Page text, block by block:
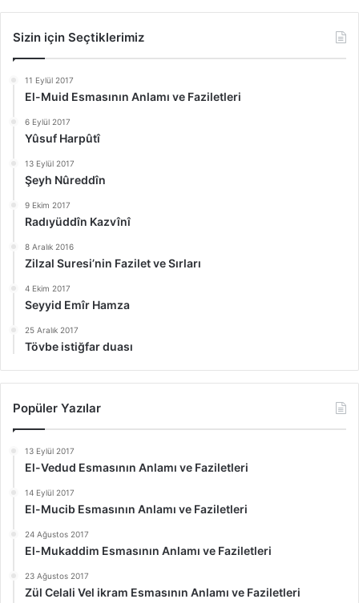
Sizin için Seçtiklerimiz
11 Eylül 2017
El-Muid Esmasının Anlamı ve Faziletleri
6 Eylül 2017
Yûsuf Harpûtî
13 Eylül 2017
Şeyh Nûreddîn
9 Ekim 2017
Radıyüddîn Kazvînî
8 Aralık 2016
Zilzal Suresi’nin Fazilet ve Sırları
4 Ekim 2017
Seyyid Emîr Hamza
25 Aralık 2017
Tövbe istiğfar duası
Popüler Yazılar
13 Eylül 2017
El-Vedud Esmasının Anlamı ve Faziletleri
14 Eylül 2017
El-Mucib Esmasının Anlamı ve Faziletleri
24 Ağustos 2017
El-Mukaddim Esmasının Anlamı ve Faziletleri
23 Ağustos 2017
Zül Celali Vel ikram Esmasının Anlamı ve Faziletleri